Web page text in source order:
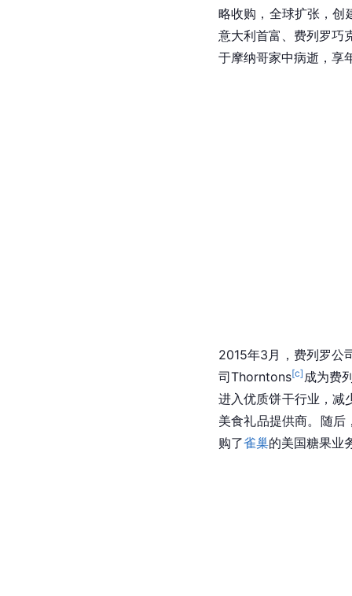
略收购，全球扩张，创
意大利首富、费列罗巧
于摩纳哥家中病逝，享
2015年3月，费列罗公
司Thorntons[c] 成为费
进入优质饼干行业，减
美食礼品提供商。随
购了雀巢的美国糖果业